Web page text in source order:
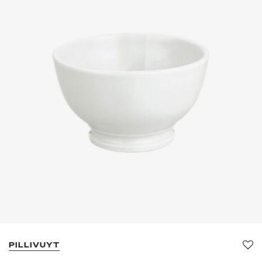
PILLIVUYT